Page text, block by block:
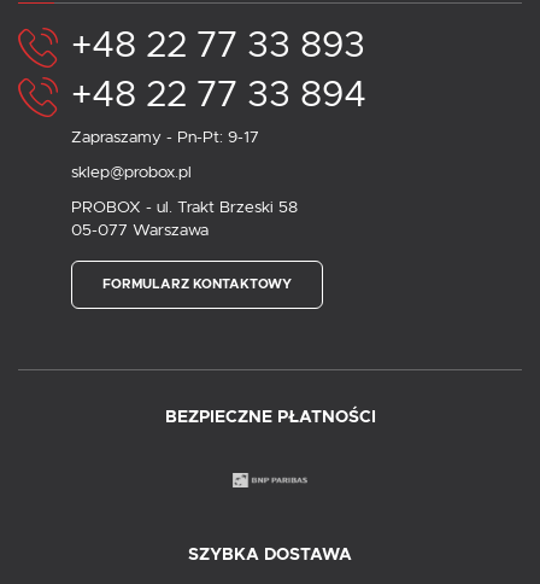
+48 22 77 33 893
+48 22 77 33 894
Zapraszamy - Pn-Pt: 9-17
sklep@probox.pl
PROBOX - ul. Trakt Brzeski 58
05-077 Warszawa
FORMULARZ KONTAKTOWY
BEZPIECZNE PŁATNOŚCI
SZYBKA DOSTAWA